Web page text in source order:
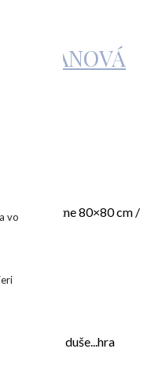
vo
na plátne 80×80 cm /
mojej duše...hra